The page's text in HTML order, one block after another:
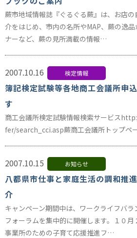
蕨市地域情報誌『ぐるぐる蕨』は、お店
介をはじめ、市内の名所やMAP、蕨の逸
ナーなど、蕨の見所満載の情報…
2007.10.16 検定情報
簿記検定試験等各地商工会議所申
す
商工会議所検定試験情報検索サービス
fer/search_cci.asp蕨商工会議所トップペ
2007.10.15 お知らせ
八都県市仕事と家庭生活の調和推
介
キャンペーン期間中は、ワークライフバ
フォーラムを集中的に開催します。１０月
事業所のための子育て応援推進フ…